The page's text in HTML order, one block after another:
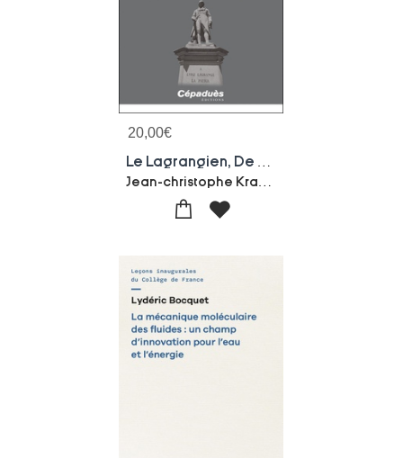
20,00€